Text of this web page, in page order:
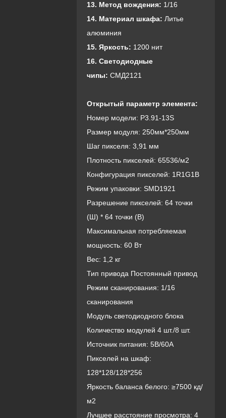
13. Метод вождения: 1/16
14. Материал шкафа: Литье
алюминия
15. Яркость: 1200 нит
16. Светодиодные
чипы: СМД2121
Открытый параметр элемента:
Номер модели: P3.91-13S
Размер модуля: 250мм*250мм
Шаг пикселя: 3,91 мм
Плотность пикселей: 65536/м2
Конфигурация пикселей: 1R1G1B
Режим упаковки: SMD1921
Разрешение пикселей: 64 точки
(Ш) * 64 точки (В)
Максимальная потребляемая
мощность: 60 Вт
Вес: 1,2 кг
Тип привода Постоянный привод
Режим сканирования: 1/16
сканирования
Модуль светодиодного блока
Количество модулей 4 шт./8 шт.
Источник питания: 5В/60А
Пикселей на шкаф:
128*128/128*256
Яркость баланса белого: ≥7500 кд/
м2
Лучшее расстояние просмотра: 4